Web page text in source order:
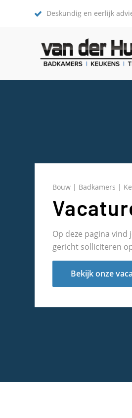
Deskundig en eerlijk
Bouw | Badkamers |
Op deze pagina vind
gericht solliciteren
Bekijk onze